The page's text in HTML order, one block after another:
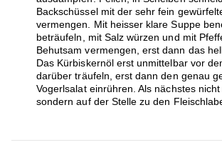
Backschüssel mit der sehr fein
vermengen. Mit heisser klare Suppe
beträufeln, mit Salz würzen und mit
Behutsam vermengen, erst dann das
Das Kürbiskernöl erst unmittelbar vor
darüber träufeln, erst dann den genau
Vogerlsalat einrühren. Als nächstes
sondern auf der Stelle zu den